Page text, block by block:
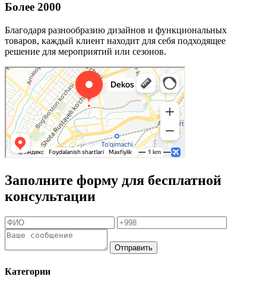
Более 2000
Благодаря разнообразию дизайнов и функциональных
товаров, каждый клиент находит для себя подходящее
решение для мероприятий или сезонов.
Заполните форму для бесплатной
консультации
Отправить
Категории